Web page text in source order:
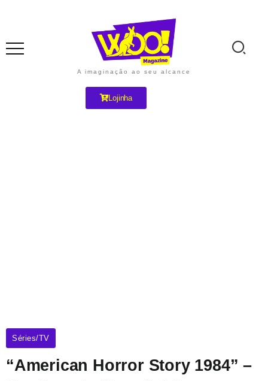
A imaginação ao seu alcance
Lojinha
Séries/TV
“American Horror Story 1984” –